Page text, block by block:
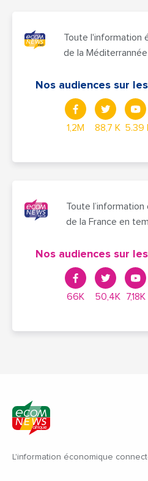
Toute l'information
de la
Nos audiences sur
1,2M 88,7 K 5.39
Toute
de la France en
Nos audiences sur
66K 50,4K 7,18K
L'information économique